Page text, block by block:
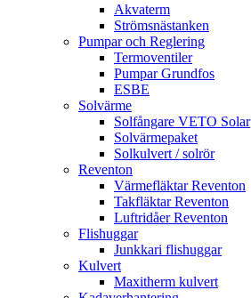
Akvaterm
Strömsnästanken
Pumpar och Reglering
Termoventiler
Pumpar Grundfos
ESBE
Solvärme
Solfångare VETO Solar
Solvärmepaket
Solkulvert / solrör
Reventon
Värmefläktar Reventon
Takfläktar Reventon
Luftridåer Reventon
Flishuggar
Junkkari flishuggar
Kulvert
Maxitherm kulvert